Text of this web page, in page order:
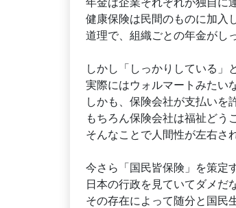
健康保険は民間のものに加入
道理で、組織ごとの年金がし
しかし「しっかりしている」
実際にはウォルマートみたい
しかも、保険会社が支払い
もちろん保険会社は福祉どう
そんなことで人間性が左右さ
今さら「国民皆保険」を策定
日本の行政を見ていてダメだ
その存在によって随分と国民